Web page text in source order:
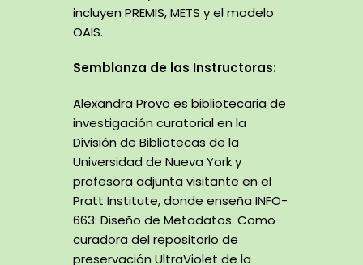
incluyen PREMIS, METS y el modelo
OAIS.
Semblanza de las Instructoras:
Alexandra Provo es bibliotecaria de
investigación curatorial en la
División de Bibliotecas de la
Universidad de Nueva York y
profesora adjunta visitante en el
Pratt Institute, donde enseña INFO-
663: Diseño de Metadatos. Como
curadora del repositorio de
preservación UltraViolet de la